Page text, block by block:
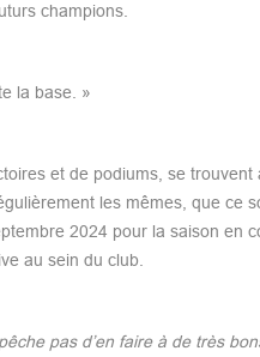
champions.
la base. »
et de podiums, se
les mêmes, que ce
2024 pour la saison en
au sein du club.
pas d’en faire à de très